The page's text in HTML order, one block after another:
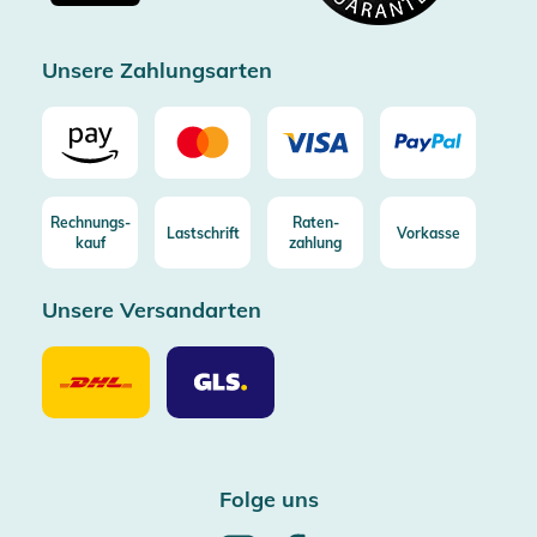
Unsere Zahlungsarten
Rechnungs-
kauf
Lastschrift
Raten-
zahlung
Vorkasse
Unsere Versandarten
Unsere
Versandarten
DHL
Unsere
Versandarten
GLS
Folge uns